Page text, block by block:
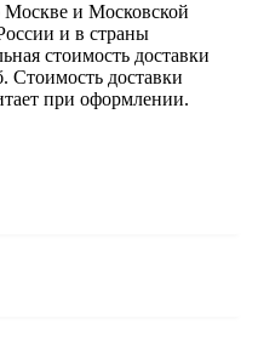
и Московской
и в страны
стоимость доставки
Стоимость доставки
при оформлении.
покупки при